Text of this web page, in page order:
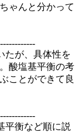
ゃんと分かって
たが、具体性を
酸塩基平衡の考
ことができて良
平衡など順に説